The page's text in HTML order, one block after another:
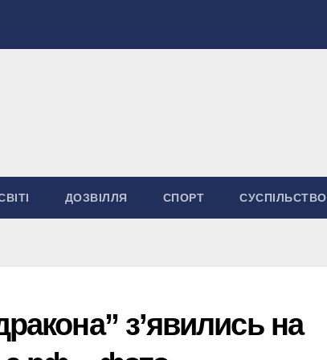
ДОЗВІЛЛЯ СПОРТ СУСПІЛЬСТВО
з’явились на